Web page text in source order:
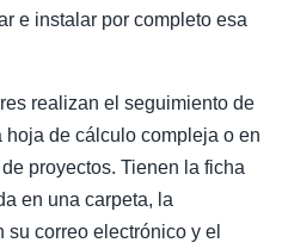
e instalar por completo esa
realizan el seguimiento de
de cálculo compleja o en
proyectos. Tienen la ficha
en una carpeta, la
correo electrónico y el